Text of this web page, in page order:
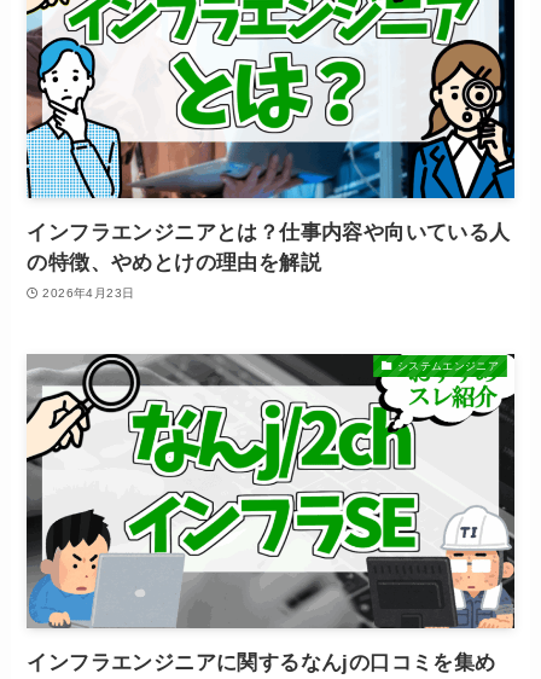
インフラエンジニアとは？仕事内容や向いている人
の特徴、やめとけの理由を解説
2026年4月23日
システムエンジニア
インフラエンジニアに関するなんjの口コミを集め